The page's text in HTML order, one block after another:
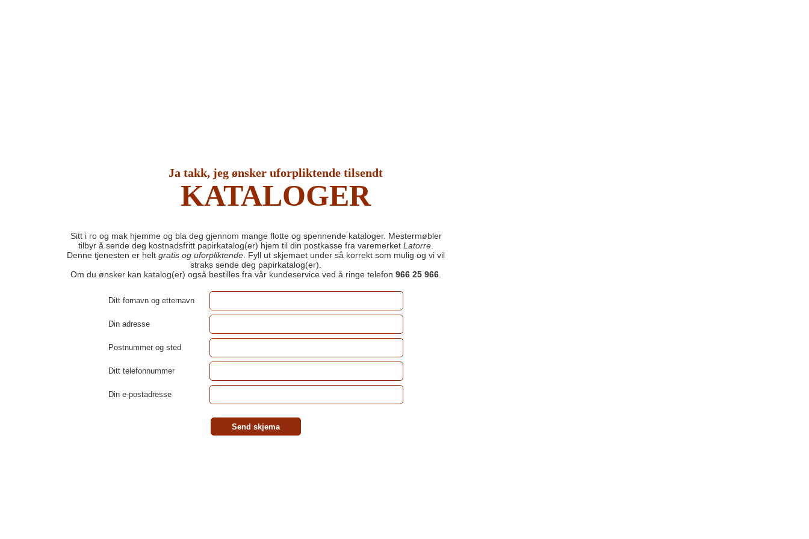
Ja takk, jeg ønsker uforpliktende tilsendt
KATALOGER
Sitt i ro og mak hjemme og bla deg gjennom mange flotte og spennende kataloger. Mestermøbler
tilbyr å sende deg kostnadsfritt papirkatalog(er) hjem til din postkasse fra varemerket Latorre
Denne tjenesten er helt gratis og uforpliktende . Fyll ut skjemaet under så korrekt som mulig og vi vil
straks sende deg papirkatalog(er).
Om du ønsker kan katalog(er) også bestilles fra vår kundeservice ved å ringe telefon 966 25 966
Ditt fornavn og etternavn
Din adresse
Postnummer og sted
Ditt telefonnummer
Din e-postadresse